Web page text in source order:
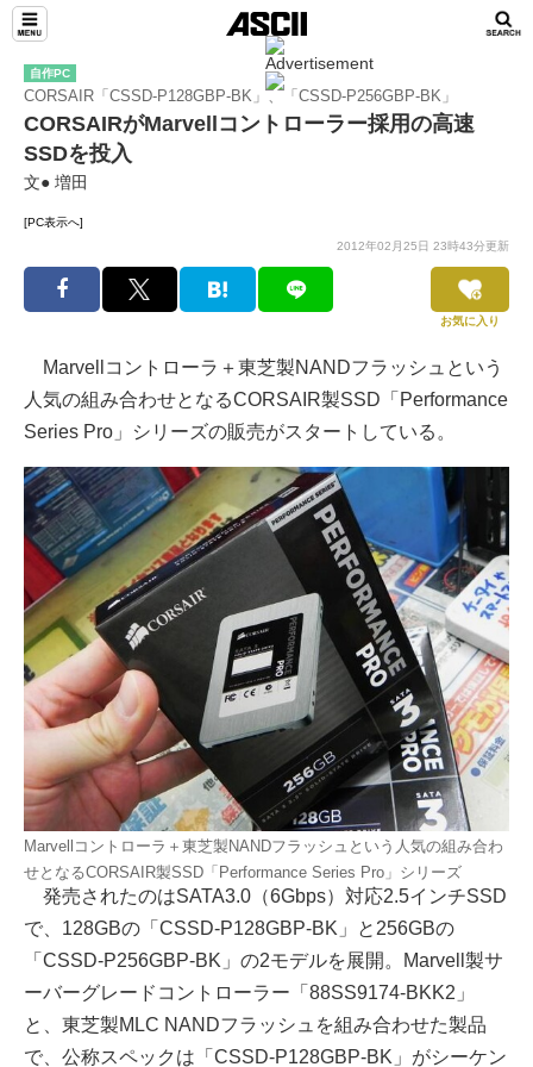
自作PC
CORSAIR「CSSD-P128GBP-BK」、「CSSD-P256GBP-BK」
CORSAIRがMarvellコントローラー採用の高速
SSDを投入
文● 増田
[PC表示へ]
2012年02月25日 23時43分更新
お気に入り
Marvellコントローラ＋東芝製NANDフラッシュという
人気の組み合わせとなるCORSAIR製SSD「Performance
Series Pro」シリーズの販売がスタートしている。
Marvellコントローラ＋東芝製NANDフラッシュという人気の組み合わ
せとなるCORSAIR製SSD「Performance Series Pro」シリーズ
発売されたのはSATA3.0（6Gbps）対応2.5インチSSD
で、128GBの「CSSD-P128GBP-BK」と256GBの
「CSSD-P256GBP-BK」の2モデルを展開。Marvell製サ
ーバーグレードコントローラー「88SS9174-BKK2」
と、東芝製MLC NANDフラッシュを組み合わせた製品
で、公称スペックは「CSSD-P128GBP-BK」がシーケン